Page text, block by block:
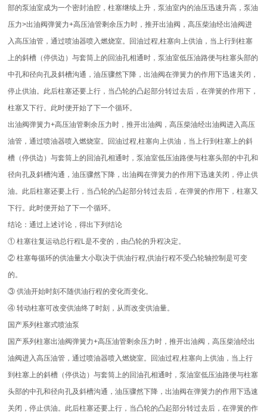
部的泵油室成为一个密封油腔，柱塞继续上升，泵油室内的油压迅速升高，泵油
压力>出油阀弹簧力+高压油管剩余压力时，推开出油阀，高压柴油经出油阀进
入高压油管，通过喷油器喷入燃烧室。回油过程,柱塞向上供油，当上行到柱塞
上的斜槽（停供边）与套筒上的回油孔相通时，泵油室低压油路便与柱塞头部的
中孔和径向孔及斜槽沟通，油压骤然下降，出油阀在弹簧力的作用下迅速关闭，
停止供油。此后柱塞还要上行，当凸轮的凸起部分转过去后，在弹簧的作用下，
柱塞又下行。此时便开始了下一个循环。
出油阀弹簧力+高压油管剩余压力时，推开出油阀，高压柴油经出油阀进入高压
油管，通过喷油器喷入燃烧室。回油过程,柱塞向上供油，当上行到柱塞上的斜
槽（停供边）与套筒上的回油孔相通时，泵油室低压油路便与柱塞头部的中孔和
径向孔及斜槽沟通，油压骤然下降，出油阀在弹簧力的作用下迅速关闭，停止供
油。此后柱塞还要上行，当凸轮的凸起部分转过去后，在弹簧的作用下，柱塞又
下行。此时便开始了下一个循环。
结论：通过上述讨论，得出下列结论
① 柱塞往复运动总行程L是不变的，由凸轮的升程决定。
② 柱塞每循环的供油量大小取决于供油行程,供油行程不受凸轮轴控制是可变
的。
③ 供油开始时刻不随供油行程的变化而变化。
④ 转动柱塞可改变供油终了时刻，从而改变供油量。
国产系列柱塞式喷油泵
国产系列柱塞出油阀弹簧力+高压油管剩余压力时，推开出油阀，高压柴油经出
油阀进入高压油管，通过喷油器喷入燃烧室。回油过程,柱塞向上供油，当上行
到柱塞上的斜槽（停供边）与套筒上的回油孔相通时，泵油室低压油路便与柱塞
头部的中孔和径向孔及斜槽沟通，油压骤然下降，出油阀在弹簧力的作用下迅速
关闭，停止供油。此后柱塞还要上行，当凸轮的凸起部分转过去后，在弹簧的作